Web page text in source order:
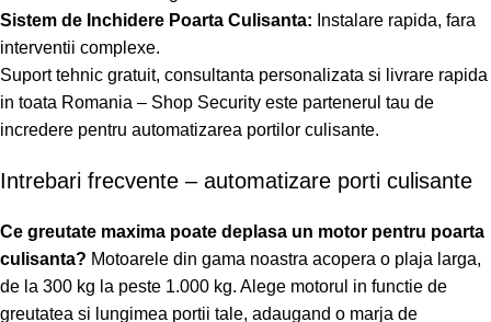
Sistem de Inchidere Poarta Culisanta: Instalare rapida, fara
interventii complexe.
Suport tehnic gratuit, consultanta personalizata si livrare rapida
in toata Romania – Shop Security este partenerul tau de
incredere pentru automatizarea portilor culisante.
Intrebari frecvente – automatizare porti culisante
Ce greutate maxima poate deplasa un motor pentru poarta
culisanta? Motoarele din gama noastra acopera o plaja larga,
de la 300 kg la peste 1.000 kg. Alege motorul in functie de
greutatea si lungimea portii tale, adaugand o marja de